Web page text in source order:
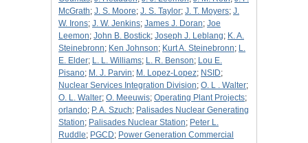
McGrath; J. S. Moore; J. S. Taylor; J. T. Moyers; J.
W. Irons; J. W. Jenkins; James J. Doran; Joe
Leemon; John B. Bostick; Joseph J. Leblang; K. A.
Steinebronn; Ken Johnson; Kurt A. Steinebronn; L.
E. Elder; L. L. Williams; L. R. Benson; Lou E.
Pisano; M. J. Parvin; M. Lopez-Lopez; NSID;
Nuclear Services Integration Division; O. L . Walter;
O. L. Walter; O. Meeuwis; Operating Plant Projects;
orlando; P. A. Szuch; Palisades Nuclear Generating
Station; Palisades Nuclear Station; Peter L.
Ruddle; PGCD; Power Generation Commercial